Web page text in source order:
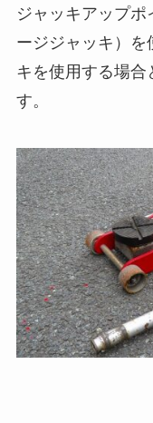
ジャッキアップ
ージジャッキ）を
キを使用する場合
す。